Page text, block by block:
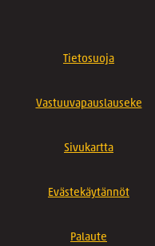
Tietosuoja
Vastuuvapauslauseke
Sivukartta
Evästekäytännöt
Palaute